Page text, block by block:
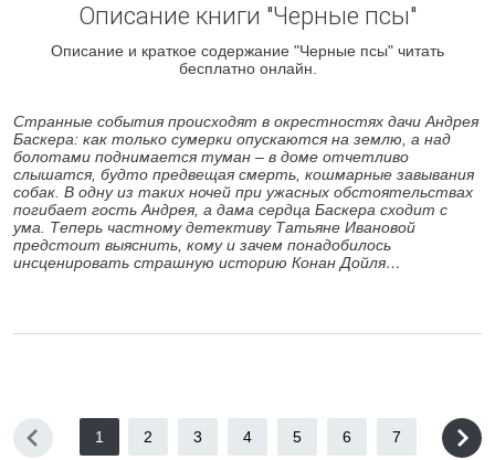
Описание книги "Черные псы"
Описание и краткое содержание "Черные псы" читать
бесплатно онлайн.
Странные события происходят в окрестностях дачи Андрея
Баскера: как только сумерки опускаются на землю, а над
болотами поднимается туман – в доме отчетливо
слышатся, будто предвещая смерть, кошмарные завывания
собак. В одну из таких ночей при ужасных обстоятельствах
погибает гость Андрея, а дама сердца Баскера сходит с
ума. Теперь частному детективу Татьяне Ивановой
предстоит выяснить, кому и зачем понадобилось
инсценировать страшную историю Конан Дойля…
1 2 3 4 5 6 7